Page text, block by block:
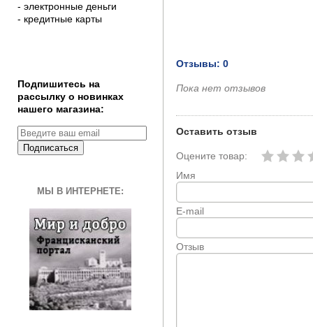
Отзывы: 0
Пока нет отзывов
Оставить отзыв
Оцените товар:
Имя
E-mail
Отзыв
- электронные деньги
- кредитные карты
Подпишитесь на
рассылку о новинках
нашего магазина:
Подписаться
МЫ В ИНТЕРНЕТЕ: